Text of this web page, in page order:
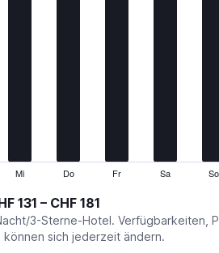
Mi Do Fr Sa So
131 – CHF 181
3-Sterne-Hotel. Verfügbarkeiten,
können sich jederzeit ändern.